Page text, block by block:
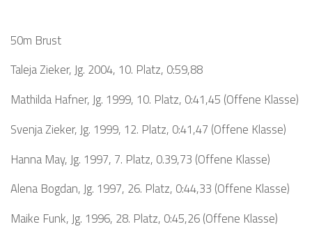
50m Brust
Taleja Zieker, Jg. 2004, 10. Platz, 0:59,88
Mathilda Hafner, Jg. 1999, 10. Platz, 0:41,45 (Offene Klasse)
Svenja Zieker, Jg. 1999, 12. Platz, 0:41,47 (Offene Klasse)
Hanna May, Jg. 1997, 7. Platz, 0.39,73 (Offene Klasse)
Alena Bogdan, Jg. 1997, 26. Platz, 0:44,33 (Offene Klasse)
Maike Funk, Jg. 1996, 28. Platz, 0:45,26 (Offene Klasse)